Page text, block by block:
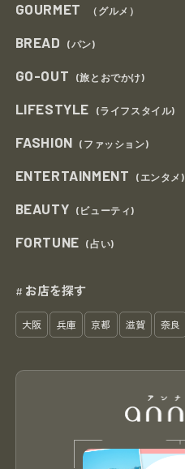
GOURMET （グルメ）
BREAD (パン)
GO-OUT (旅とおでかけ)
LIFESTYLE (ライフスタイル)
FASHION (ファッション)
ENTERTAINMENT (エンタメ)
BEAUTY (ビューティ)
FORTUNE (占い)
# お店を探す
大阪 兵庫 京都 滋賀 奈良